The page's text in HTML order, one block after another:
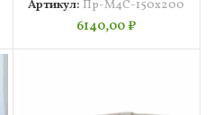
Артикул: Пр-М4С-150х200
6140,00₽